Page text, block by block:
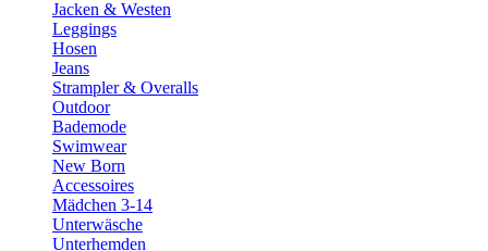
Jacken & Westen
Leggings
Hosen
Jeans
Strampler & Overalls
Outdoor
Bademode
Swimwear
New Born
Accessoires
Mädchen 3-14
Unterwäsche
Unterhemden